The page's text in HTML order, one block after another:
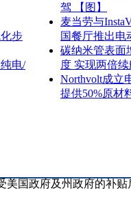
步
电/
驾 【图】
麦当劳与
国餐厅推出电
碳纳米管表面
度 实现两倍
Northvolt成立
提供50%原材
国政府及州政府的补贴